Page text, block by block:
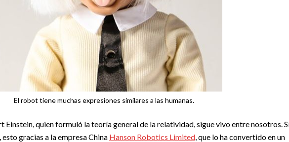
El robot tiene muchas expresiones similares a las humanas.
quien formuló la teoría general de la relatividad, sigue vivo entre nosotros.
gracias a la empresa China Hanson Robotics Limited, que lo ha convertido en un